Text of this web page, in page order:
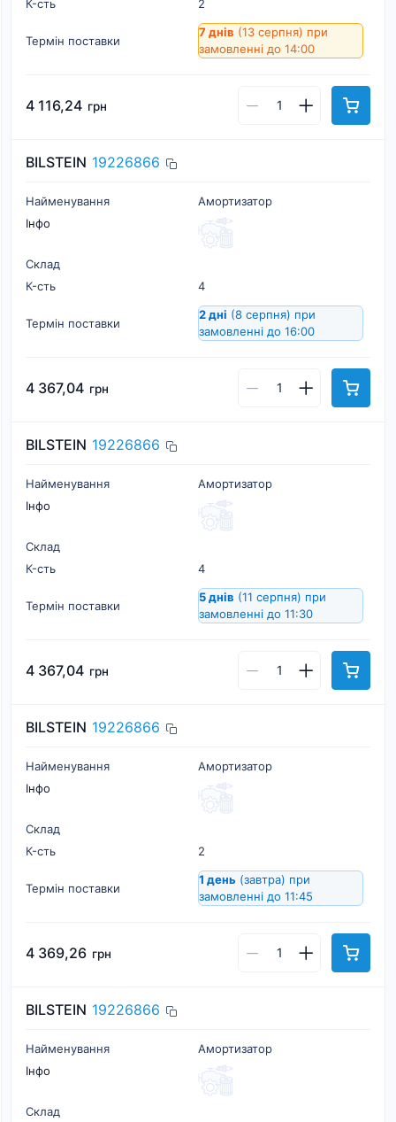
К-cть 2
Термін поставки
7 днів (13 серпня) при
замовленні до 14:00
4 116,24 грн
BILSTEIN 19226866
Найменування
Амортизатор
Інфо
Склад
К-cть
4
Термін поставки
2 дні (8 серпня) при
замовленні до 16:00
4 367,04 грн
BILSTEIN 19226866
Найменування
Амортизатор
Інфо
Склад
К-cть
4
Термін поставки
5 днів (11 серпня) при
замовленні до 11:30
4 367,04 грн
BILSTEIN 19226866
Найменування
Амортизатор
Інфо
Склад
К-cть
2
Термін поставки
1 день (завтра) при
замовленні до 11:45
4 369,26 грн
BILSTEIN 19226866
Найменування
Амортизатор
Інфо
Склад